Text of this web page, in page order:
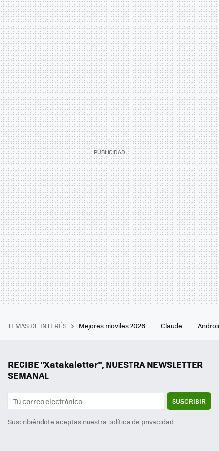
TEMAS DE INTERÉS Mejores moviles 2026 Claude
RECIBE "Xatakaletter", NUESTRA NEWSLETTER
SEMANAL
SUSCRIBIR
Suscribiéndote aceptas nuestra política de privacidad